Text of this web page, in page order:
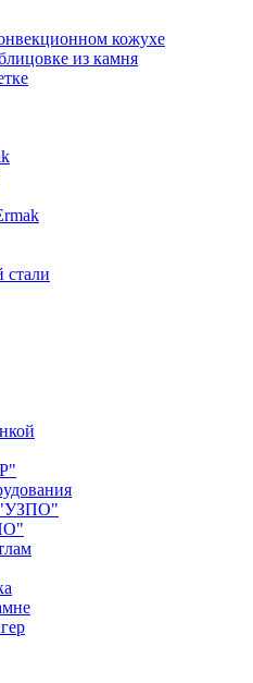
кожухе
из камня
"УЗПО"